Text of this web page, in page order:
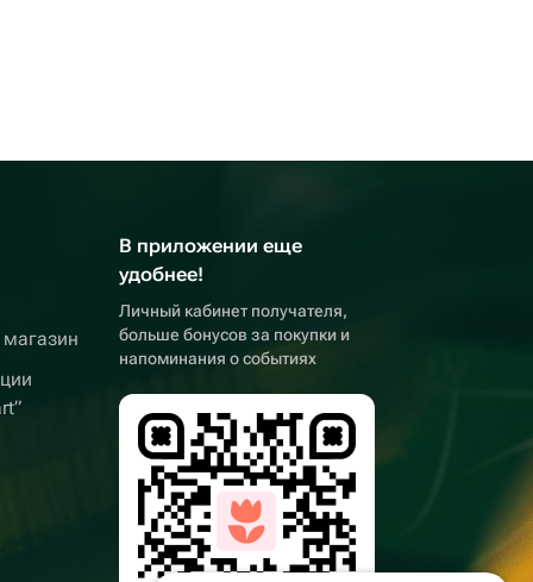
магазин
В приложении еще
удобнее!
Личный кабинет получателя,
больше бонусов за покупки и
напоминания о событиях